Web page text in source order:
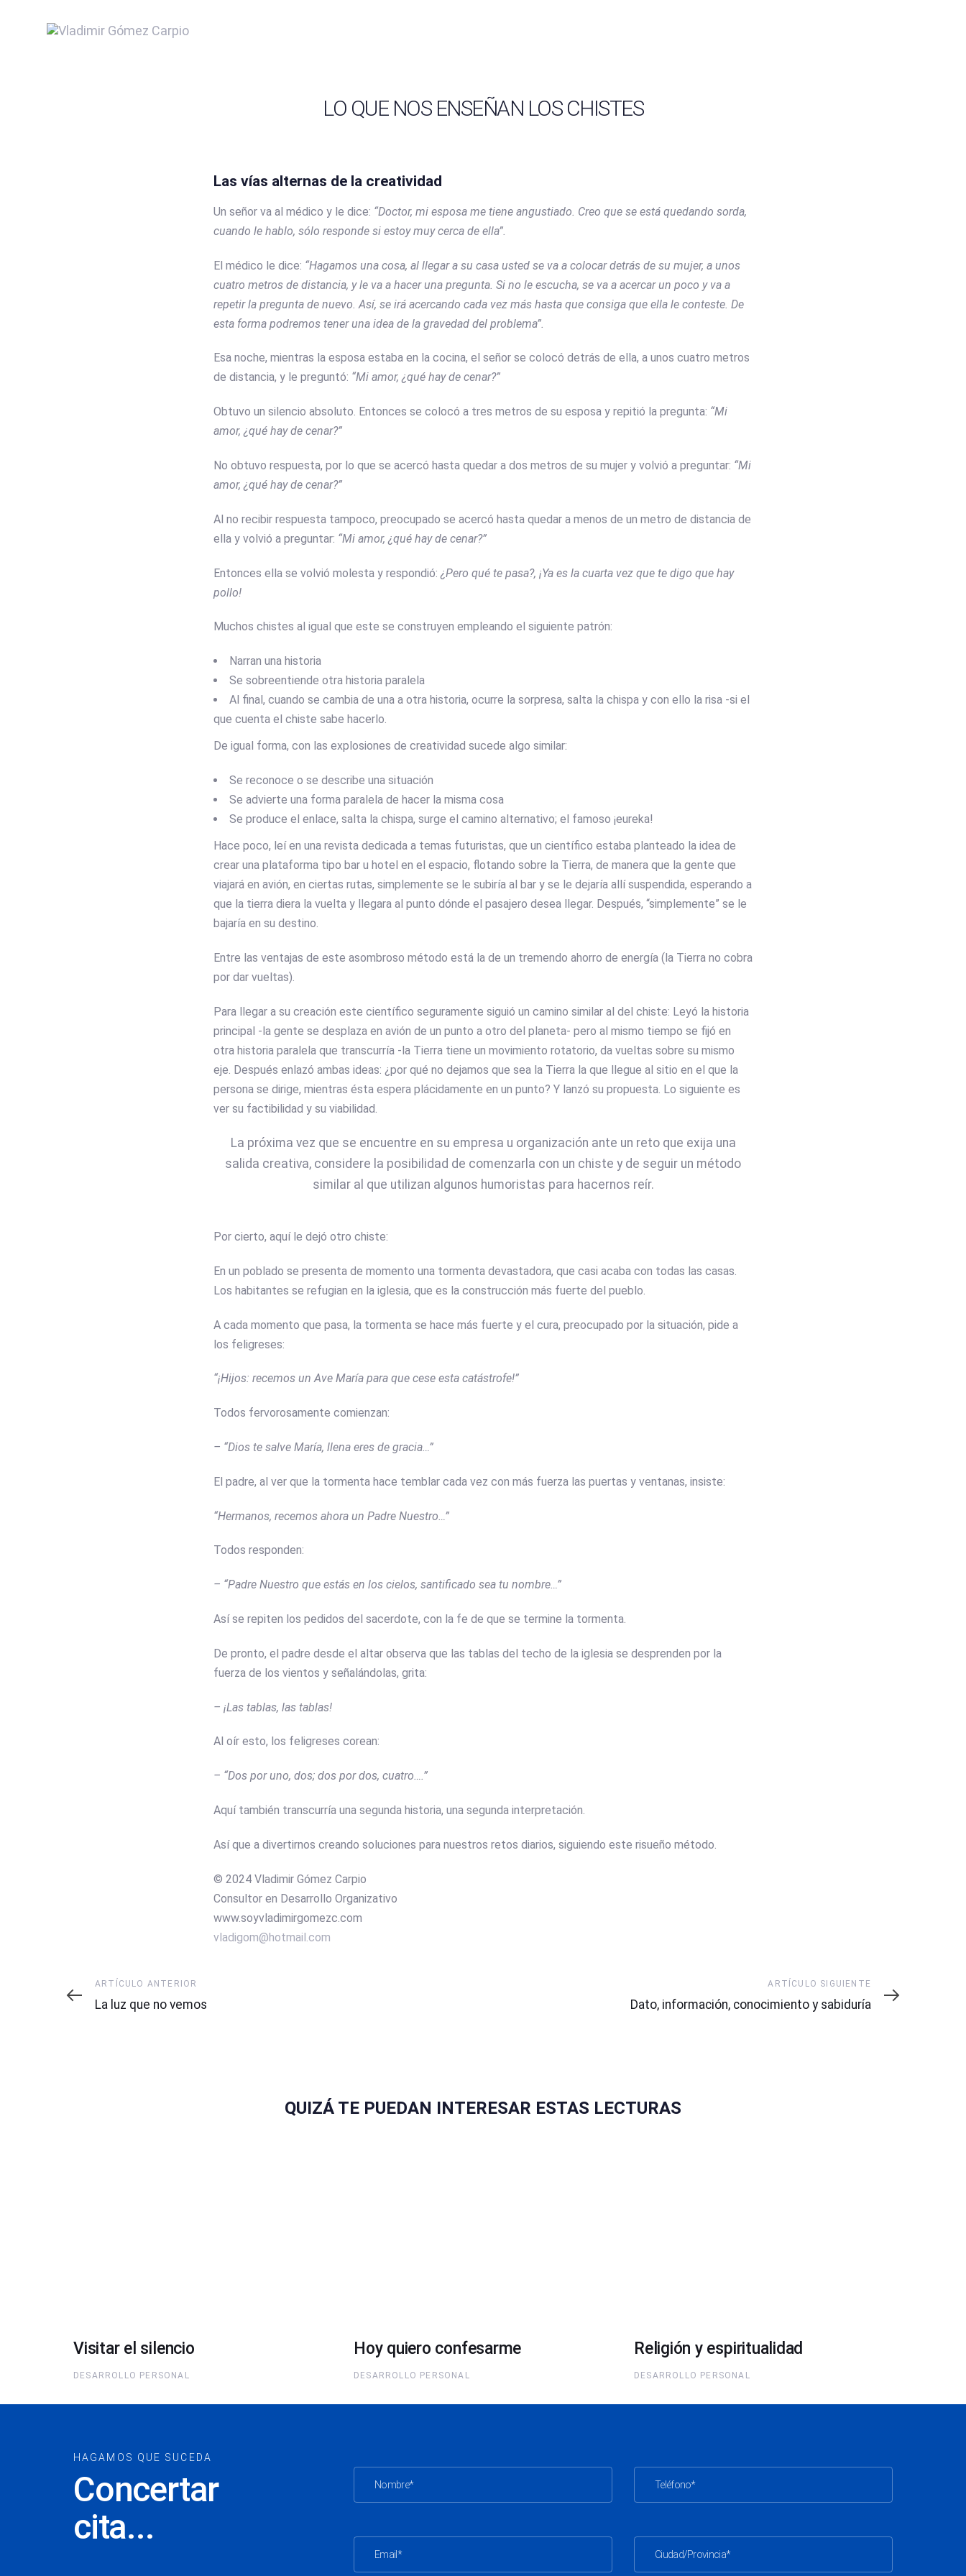
INICIO
LO QUE NOS ENSEÑAN LOS CHISTES
Las vías alternas de la creatividad
Un señor va al médico y le dice: “Doctor, mi esposa me tiene angustiado. Creo que se está quedando sorda,
cuando le hablo, sólo responde si estoy muy cerca de ella”.
El médico le dice: “Hagamos una cosa, al llegar a su casa usted se va a colocar detrás de su mujer, a unos
cuatro metros de distancia, y le va a hacer una pregunta. Si no le escucha, se va a acercar un poco y va a
repetir la pregunta de nuevo. Así, se irá acercando cada vez más hasta que consiga que ella le conteste. De
esta forma podremos tener una idea de la gravedad del problema”.
Esa noche, mientras la esposa estaba en la cocina, el señor se colocó detrás de ella, a unos cuatro metros
de distancia, y le preguntó: “Mi amor, ¿qué hay de cenar?”
Obtuvo un silencio absoluto. Entonces se colocó a tres metros de su esposa y repitió la pregunta: “Mi
amor, ¿qué hay de cenar?”
No obtuvo respuesta, por lo que se acercó hasta quedar a dos metros de su mujer y volvió a preguntar: “Mi
amor, ¿qué hay de cenar?”
Al no recibir respuesta tampoco, preocupado se acercó hasta quedar a menos de un metro de distancia de
ella y volvió a preguntar: “Mi amor, ¿qué hay de cenar?”
Entonces ella se volvió molesta y respondió: ¿Pero qué te pasa?, ¡Ya es la cuarta vez que te digo que hay
pollo!
Muchos chistes al igual que este se construyen empleando el siguiente patrón:
Narran una historia
Se sobreentiende otra historia paralela
Al final, cuando se cambia de una a otra historia, ocurre la sorpresa, salta la chispa y con ello la risa -si el
que cuenta el chiste sabe hacerlo.
De igual forma, con las explosiones de creatividad sucede algo similar:
Se reconoce o se describe una situación
Se advierte una forma paralela de hacer la misma cosa
Se produce el enlace, salta la chispa, surge el camino alternativo; el famoso ¡eureka!
Hace poco, leí en una revista dedicada a temas futuristas, que un científico estaba planteado la idea de
crear una plataforma tipo bar u hotel en el espacio, flotando sobre la Tierra, de manera que la gente que
viajará en avión, en ciertas rutas, simplemente se le subiría al bar y se le dejaría allí suspendida, esperando a
que la tierra diera la vuelta y llegara al punto dónde el pasajero desea llegar. Después, “simplemente” se le
bajaría en su destino.
Entre las ventajas de este asombroso método está la de un tremendo ahorro de energía (la Tierra no cobra
por dar vueltas).
Para llegar a su creación este científico seguramente siguió un camino similar al del chiste: Leyó la historia
principal -la gente se desplaza en avión de un punto a otro del planeta- pero al mismo tiempo se fijó en
otra historia paralela que transcurría -la Tierra tiene un movimiento rotatorio, da vueltas sobre su mismo
eje. Después enlazó ambas ideas: ¿por qué no dejamos que sea la Tierra la que llegue al sitio en el que la
persona se dirige, mientras ésta espera plácidamente en un punto? Y lanzó su propuesta. Lo siguiente es
ver su factibilidad y su viabilidad.
La próxima vez que se encuentre en su empresa u organización ante un reto que exija una
salida creativa, considere la posibilidad de comenzarla con un chiste y de seguir un método
similar al que utilizan algunos humoristas para hacernos reír.
Por cierto, aquí le dejó otro chiste:
En un poblado se presenta de momento una tormenta devastadora, que casi acaba con todas las casas.
Los habitantes se refugian en la iglesia, que es la construcción más fuerte del pueblo.
A cada momento que pasa, la tormenta se hace más fuerte y el cura, preocupado por la situación, pide a
los feligreses:
“¡Hijos: recemos un Ave María para que cese esta catástrofe!”
Todos fervorosamente comienzan:
– “Dios te salve María, llena eres de gracia…”
El padre, al ver que la tormenta hace temblar cada vez con más fuerza las puertas y ventanas, insiste:
“Hermanos, recemos ahora un Padre Nuestro…”
Todos responden:
– “Padre Nuestro que estás en los cielos, santificado sea tu nombre…”
Así se repiten los pedidos del sacerdote, con la fe de que se termine la tormenta.
De pronto, el padre desde el altar observa que las tablas del techo de la iglesia se desprenden por la
fuerza de los vientos y señalándolas, grita:
– ¡Las tablas, las tablas!
Al oír esto, los feligreses corean:
– “Dos por uno, dos; dos por dos, cuatro….”
Aquí también transcurría una segunda historia, una segunda interpretación.
Así que a divertirnos creando soluciones para nuestros retos diarios, siguiendo este risueño método.
© 2024 Vladimir Gómez Carpio
Consultor en Desarrollo Organizativo
www.soyvladimirgomezc.com
vladigom@hotmail.com
Artículo
anterior
ARTÍCULO ANTERIOR
La luz que no vemos
siguiente
ARTÍCULO SIGUIENTE
Dato, información, conocimiento y sabiduría
QUIZÁ TE PUEDAN INTERESAR ESTAS LECTURAS
Visitar el silencio
DESARROLLO PERSONAL
Hoy quiero confesarme
DESARROLLO PERSONAL
Religión y espiritualidad
DESARROLLO PERSONAL
HAGAMOS QUE SUCEDA
Concertar
cita...